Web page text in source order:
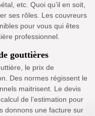
etc. Quoi qu’il en soit,
ses rôles. Les couvreurs
pour vous qui êtes
professionnel.
gouttières
le prix de
Des normes régissent le
maitrisent. Le devis
de l’estimation pour
donnons une facture sur